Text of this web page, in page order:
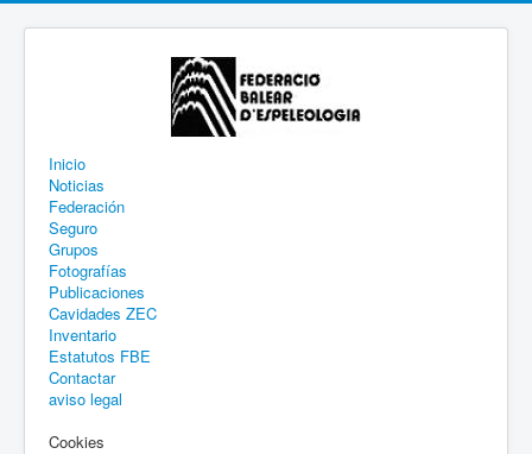
Inicio
Noticias
Federación
Seguro
Grupos
Fotografías
Publicaciones
Cavidades ZEC
Inventario
Estatutos FBE
Contactar
aviso legal
Cookies